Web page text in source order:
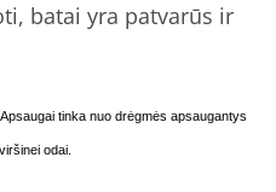
batai yra patvarūs ir
tinka nuo drėgmės apsaugantys
odai.